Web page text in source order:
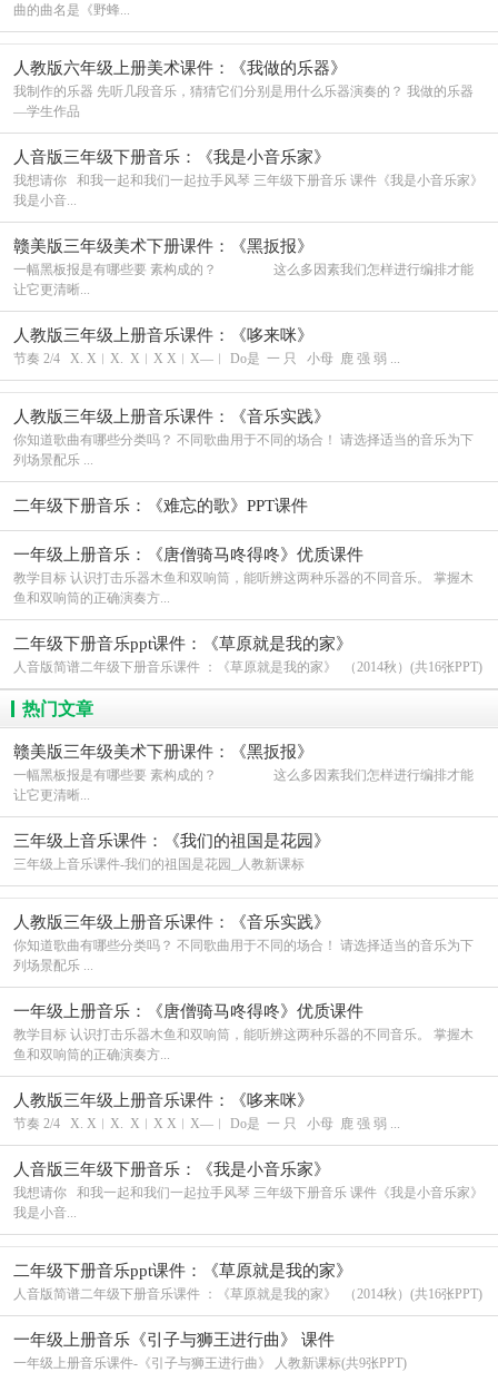
曲的曲名是《野蜂...
人教版六年级上册美术课件：《我做的乐器》
我制作的乐器 先听几段音乐，猜猜它们分别是用什么乐器演奏的？ 我做的乐器
—学生作品
人音版三年级下册音乐：《我是小音乐家》
我想请你 和我一起和我们一起拉手风琴 三年级下册音乐 课件《我是小音乐家》
我是小音...
赣美版三年级美术下册课件：《黑扳报》
一幅黑板报是有哪些要 素构成的？ 这么多因素我们怎样进行编排才能
让它更清晰...
人教版三年级上册音乐课件：《哆来咪》
节奏 2/4 X. X︱X. X︱X X︱X—︱ Do是 一 只 小母 鹿 强 弱 ...
人教版三年级上册音乐课件：《音乐实践》
你知道歌曲有哪些分类吗？ 不同歌曲用于不同的场合！ 请选择适当的音乐为下
列场景配乐 ...
二年级下册音乐：《难忘的歌》PPT课件
一年级上册音乐：《唐僧骑马咚得咚》优质课件
教学目标 认识打击乐器木鱼和双响筒，能听辨这两种乐器的不同音乐。 掌握木
鱼和双响筒的正确演奏方...
二年级下册音乐ppt课件：《草原就是我的家》
人音版简谱二年级下册音乐课件 ：《草原就是我的家》 （2014秋）(共16张PPT)
热门文章
赣美版三年级美术下册课件：《黑扳报》
一幅黑板报是有哪些要 素构成的？ 这么多因素我们怎样进行编排才能
让它更清晰...
三年级上音乐课件：《我们的祖国是花园》
三年级上音乐课件-我们的祖国是花园_人教新课标
人教版三年级上册音乐课件：《音乐实践》
你知道歌曲有哪些分类吗？ 不同歌曲用于不同的场合！ 请选择适当的音乐为下
列场景配乐 ...
一年级上册音乐：《唐僧骑马咚得咚》优质课件
教学目标 认识打击乐器木鱼和双响筒，能听辨这两种乐器的不同音乐。 掌握木
鱼和双响筒的正确演奏方...
人教版三年级上册音乐课件：《哆来咪》
节奏 2/4 X. X︱X. X︱X X︱X—︱ Do是 一 只 小母 鹿 强 弱 ...
人音版三年级下册音乐：《我是小音乐家》
我想请你 和我一起和我们一起拉手风琴 三年级下册音乐 课件《我是小音乐家》
我是小音...
二年级下册音乐ppt课件：《草原就是我的家》
人音版简谱二年级下册音乐课件 ：《草原就是我的家》 （2014秋）(共16张PPT)
一年级上册音乐《引子与狮王进行曲》 课件
一年级上册音乐课件-《引子与狮王进行曲》 人教新课标(共9张PPT)